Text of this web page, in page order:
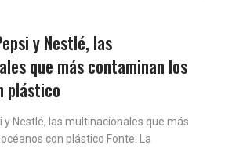
y Nestlé, las
que más contaminan los
plástico
y Nestlé, las multinacionales que más
con plástico Fonte: La